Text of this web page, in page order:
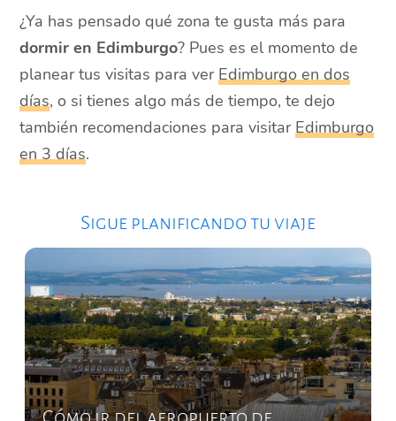
¿Ya has pensado qué zona te gusta más para
dormir en Edimburgo? Pues es el momento de
planear tus visitas para verEdimburgo en dos
días, o si tienes algo más de tiempo, te dejo
también recomendaciones para visitarEdimburgo
en 3 días.
Sigue planificando tu viaje